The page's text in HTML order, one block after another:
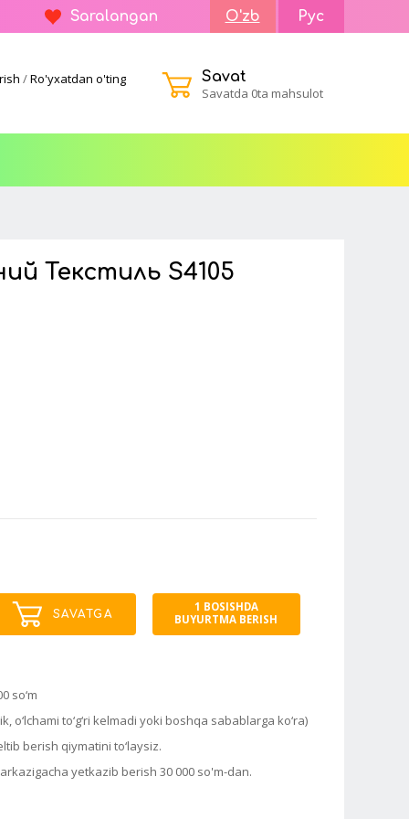
Saralangan O'zb Рус
/Ro'yxatdan o'ting
Savat
Savatda 0ta mahsulot
Текстиль S4105
SAVATGA
1 BOSISHDA
BUYURTMA BERISH
so‘m
o‘lchami to‘g‘ri kelmadi yoki boshqa sabablarga ko‘ra)
berish qiymatini to‘laysiz.
yetkazib berish 30 000 so'm-dan.